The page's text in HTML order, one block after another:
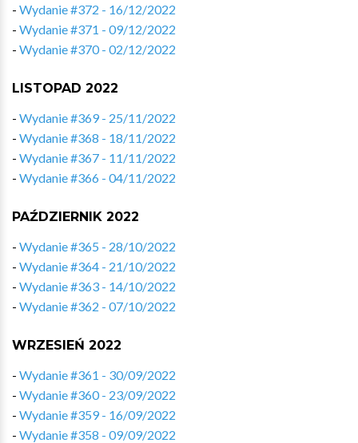
- Wydanie #372 - 16/12/2022
- Wydanie #371 - 09/12/2022
- Wydanie #370 - 02/12/2022
LISTOPAD 2022
- Wydanie #369 - 25/11/2022
- Wydanie #368 - 18/11/2022
- Wydanie #367 - 11/11/2022
- Wydanie #366 - 04/11/2022
PAŹDZIERNIK 2022
- Wydanie #365 - 28/10/2022
- Wydanie #364 - 21/10/2022
- Wydanie #363 - 14/10/2022
- Wydanie #362 - 07/10/2022
WRZESIEŃ 2022
- Wydanie #361 - 30/09/2022
- Wydanie #360 - 23/09/2022
- Wydanie #359 - 16/09/2022
- Wydanie #358 - 09/09/2022